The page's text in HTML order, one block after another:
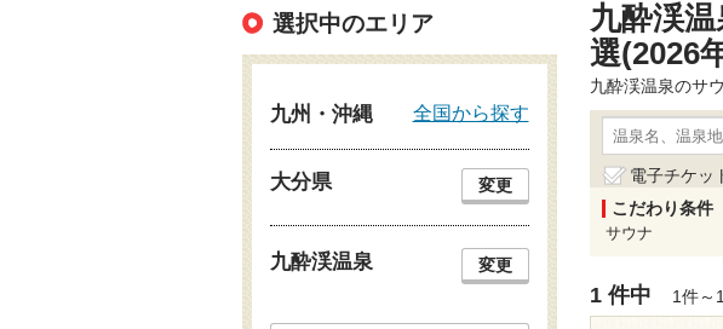
九酔渓
選(2026
九酔渓温泉のサ
電子チケッ
こだわり条件
サウナ
1 件中 1件～
選択中のエリア
九州・沖縄 全国から探す
大分県 変更
九酔渓温泉 変更